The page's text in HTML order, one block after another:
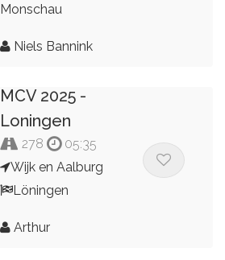
Monschau
Niels Bannink
MCV 2025 -
Loningen
278
05:35
Wijk en Aalburg
Löningen
Arthur